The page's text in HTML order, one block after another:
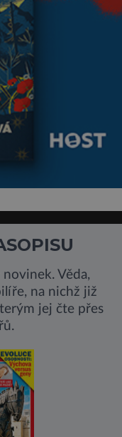
novinek. Věda,
na nichž již
jej čte přes